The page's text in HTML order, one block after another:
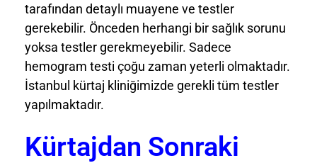
tarafından detaylı muayene ve testler
gerekebilir. Önceden herhangi bir sağlık sorunu
yoksa testler gerekmeyebilir. Sadece
hemogram testi çoğu zaman yeterli olmaktadır.
İstanbul kürtaj kliniğimizde gerekli tüm testler
yapılmaktadır.
Kürtajdan Sonraki